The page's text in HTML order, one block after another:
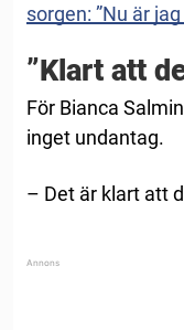
sorgen: ”Nu är
”Klart att
För Bianca
inget undantag.
– Det är klart att